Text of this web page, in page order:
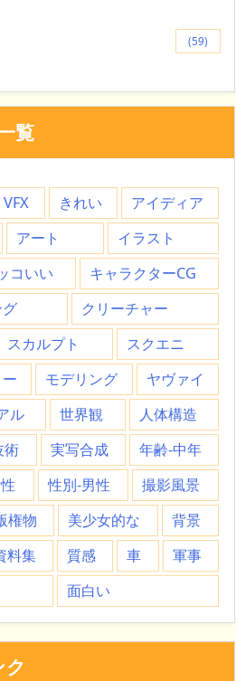
(59)
覧
VFX きれい
アイディア
アート
イラスト
コいい
キャラクターCG
クリーチャー
スカルプト
スクエニ
モデリング
ヤヴァイ
ル 世界観
人体構造
術 実写合成
年齢-中年
性別-男性
撮影風景
権物 美少女的な
背景
料集 質感 車
軍事
面白い